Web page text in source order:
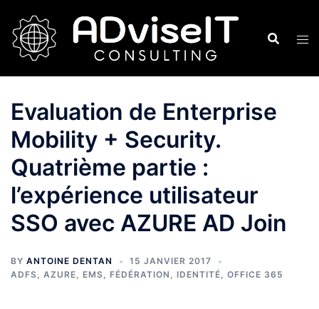
contenu
Evaluation de Enterprise
Mobility + Security.
Quatrième partie :
l’expérience utilisateur
SSO avec AZURE AD Join
BY ANTOINE DENTAN
15 JANVIER 2017
ADFS
AZURE EMS FÉDÉRATION IDENTITÉ OFFICE 365